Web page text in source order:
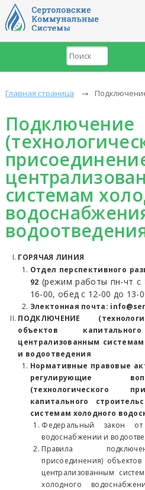
Главная страница
Подключение
системам
ГОРЯЧАЯ ЛИНИЯ
Отдел перспективного
92 (режим работы пн-чт с
16-00, обед с 12-00 до 13-
Электонная почта:
ПОДКЛЮЧЕНИЕ
объектов
централизованным
и водоотведения
Нормативные правовые
регулирующие
(технологического
капитального
системам холодного
Федеральный закон
водоснабжении и
Правила
присоединения) объектов
централизованным
холодного